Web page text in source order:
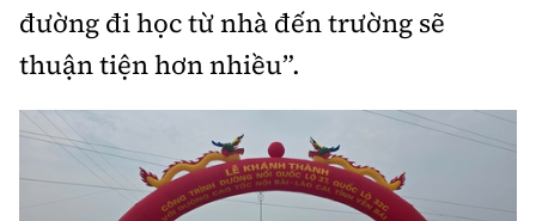
đường đi học từ nhà đến trường sẽ
thuận tiện hơn nhiều”.